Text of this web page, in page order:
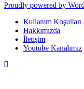
Proudly powered by
Kullanım Koşulları
Hakkımızda
İletişim
Youtube Kanalımız